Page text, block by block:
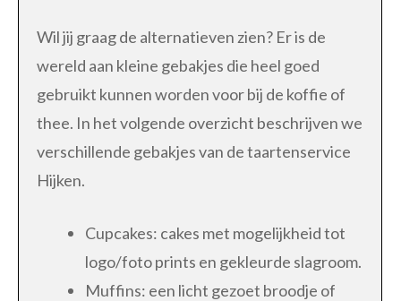
Wil jij graag de alternatieven zien? Er is de
wereld aan kleine gebakjes die heel goed
gebruikt kunnen worden voor bij de koffie of
thee. In het volgende overzicht beschrijven we
verschillende gebakjes van de taartenservice
Hijken.
Cupcakes: cakes met mogelijkheid tot
logo/foto prints en gekleurde slagroom.
Muffins: een licht gezoet broodje of